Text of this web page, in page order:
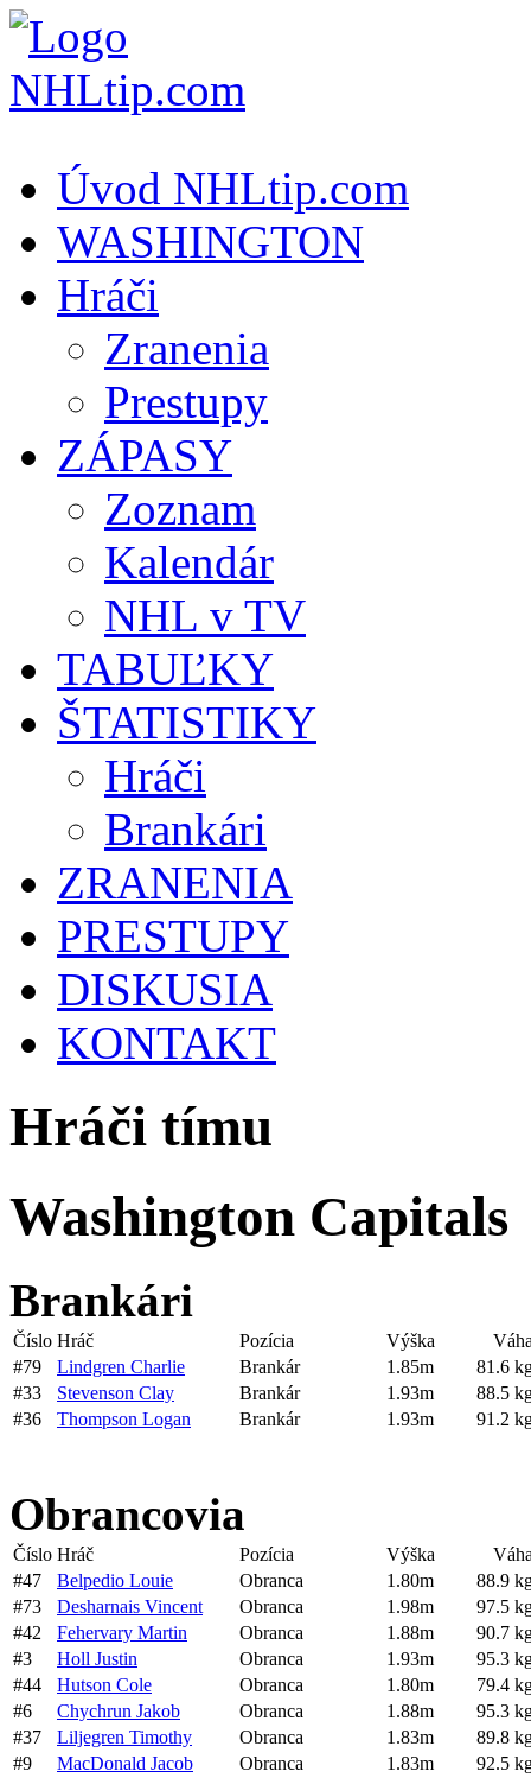
Úvod NHLtip.com
WASHINGTON
Hráči
Zranenia
Prestupy
ZÁPASY
Zoznam
Kalendár
NHL v TV
TABUĽKY
ŠTATISTIKY
Hráči
Brankári
ZRANENIA
PRESTUPY
DISKUSIA
KONTAKT
Hráči tímu
Washington Capitals
Brankári
Číslo Hráč Pozícia Výška
#79
Lindgren Charlie Brankár 1.85m
81.6
#33
Stevenson Clay Brankár 1.93m
88.5
#36
Thompson Logan Brankár 1.93m 91.2
Obrancovia
Číslo Hráč Pozícia Výška
#47
Belpedio Louie Obranca 1.80m
88.9
#73
Desharnais Vincent Obranca 1.98m
97.5
#42
Fehervary Martin Obranca 1.88m
90.7
#3
Holl Justin Obranca 1.93m
95.3
#44
Hutson Cole Obranca 1.80m
79.4
#6
Chychrun Jakob Obranca 1.88m
95.3
#37
Liljegren Timothy Obranca 1.83m
89.8
#9
MacDonald Jacob Obranca 1.83m
92.5